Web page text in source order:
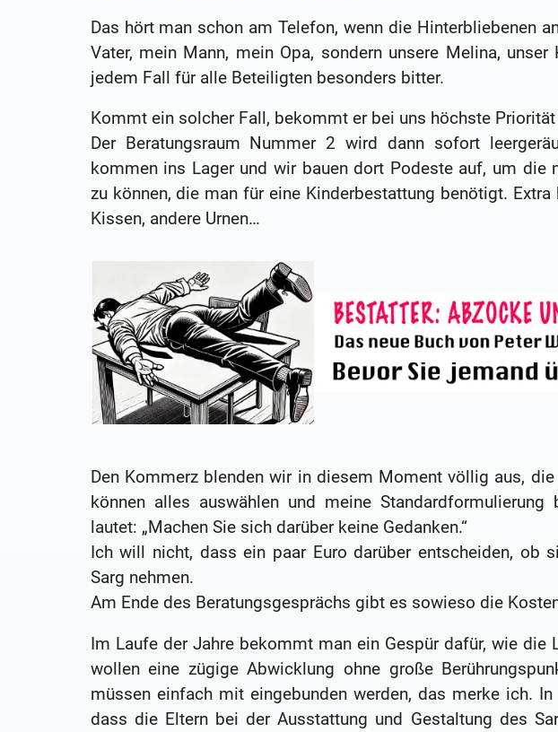
Das hört man schon am Telefon, wenn die Hinterbliebenen
Vater, mein Mann, mein Opa, sondern unsere Melina,
jedem Fall für alle Beteiligten besonders bitter.
Kommt ein solcher Fall, bekommt er bei uns höchste
Der Beratungsraum Nummer 2 wird dann sofort
kommen ins Lager und wir bauen dort Podeste auf, um die
zu können, die man für eine Kinderbestattung benötigt. Extra
Kissen, andere Urnen…
Den Kommerz blenden wir in diesem Moment völlig aus,
können alles auswählen und meine
lautet: „Machen Sie sich darüber keine Gedanken.“
Ich will nicht, dass ein paar Euro darüber entscheiden, ob
Sarg nehmen.
Am Ende des Beratungsgesprächs gibt es sowieso die
Im Laufe der Jahre bekommt man ein Gespür dafür, wie die
wollen eine zügige Abwicklung ohne große
müssen einfach mit eingebunden werden, das merke ich.
dass die Eltern bei der Ausstattung und Gestaltung des